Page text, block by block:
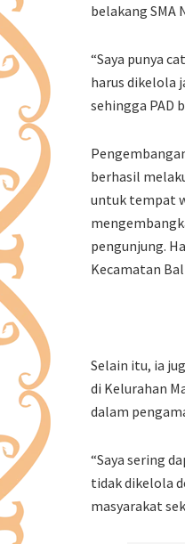
belakang SMA
“Saya punya
harus dikelola
sehingga PAD
berhasil
untuk tempat
pengunjung.
Kecamatan
Selain itu, ia
di Kelurahan
dalam
“Saya sering
tidak dikelola
masyarakat